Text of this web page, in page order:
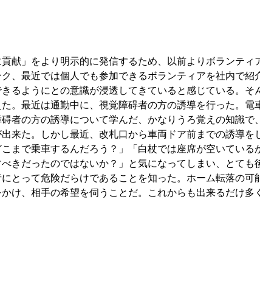
献」をより明示的に発信するため、以前よりボランティ
、最近では個人でも参加できるボランティアを社内で紹
るようにとの意識が浸透してきていると感じている。そ
。最近は通勤中に、視覚障碍者の方の誘導を行った。電
者の方の誘導について学んだ、かなりうろ覚えの知識で
来た。しかし最近、改札口から車両ドア前までの誘導を
まで乗車するんだろう？」「白杖では座席が空いている
きだったのではないか？」と気になってしまい、とても
とって危険だらけであることを知った。ホーム転落の可
け、相手の希望を伺うことだ。これからも出来るだけ多